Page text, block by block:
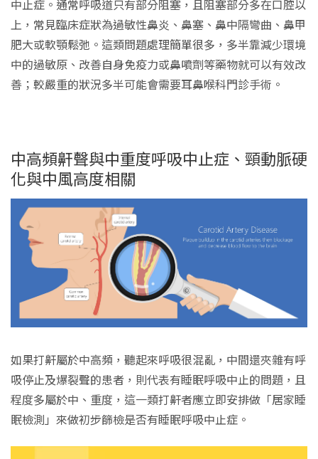
中止症。通常呼吸道只有部分阻塞，且阻塞部分多在口腔以
上，常見臨床症狀為過敏性鼻炎、鼻塞、鼻中隔彎曲、鼻甲
肥大或軟顎鬆弛。這類問題處理簡單很多，多半靠減少環境
中的過敏原、改善自身免疫力或鼻噴劑等藥物就可以有效改
善；較嚴重的狀況多半可能會需要耳鼻喉科門診手術。
中高頻鼾聲與中重度呼吸中止症、頸動脈硬
化與中風高度相關
如果打鼾屬於中高頻，聽起來呼吸很混亂，中間還夾雜有呼
吸停止及爆裂聲的患者，則代表有睡眠呼吸中止的問題，且
程度多屬於中、重度，這一類打鼾者應立即安排做「居家睡
眠檢測」來做初步篩檢是否有睡眠呼吸中止症。